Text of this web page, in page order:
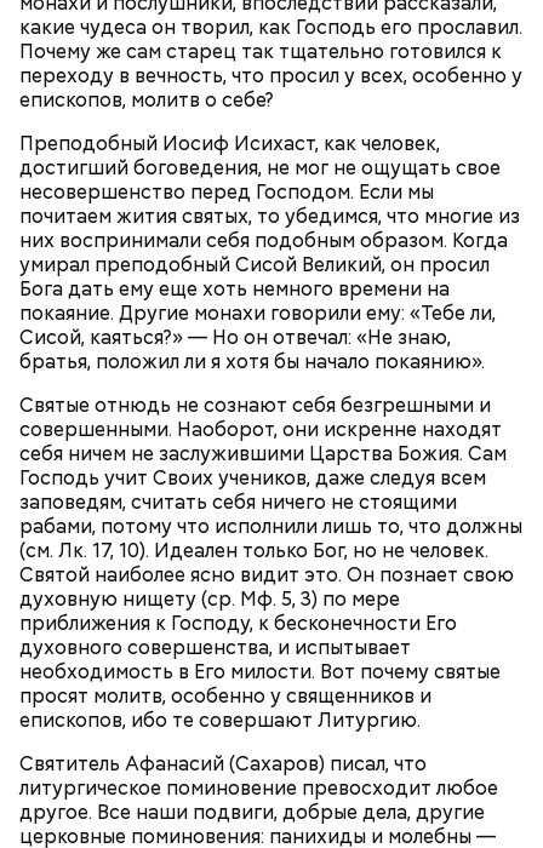
какие чудеса он творил, как Господь его прославил.
Почему же сам старец так тщательно готовился к
переходу в вечность, что просил у всех, особенно у
епископов, молитв о себе?
Преподобный Иосиф Исихаст, как человек,
достигший боговедения, не мог не ощущать свое
несовершенство перед Господом. Если мы
почитаем жития святых, то убедимся, что многие из
них воспринимали себя подобным образом. Когда
умирал преподобный Сисой Великий, он просил
Бога дать ему еще хоть немного времени на
покаяние. Другие монахи говорили ему: «Тебе ли,
Сисой, каяться?» — Но он отвечал: «Не знаю,
братья, положил ли я хотя бы начало покаянию».
Святые отнюдь не сознают себя безгрешными и
совершенными. Наоборот, они искренне находят
себя ничем не заслужившими Царства Божия. Сам
Господь учит Своих учеников, даже следуя всем
заповедям, считать себя ничего не стоящими
рабами, потому что исполнили лишь то, что должны
(см. Лк. 17, 10). Идеален только Бог, но не человек.
Святой наиболее ясно видит это. Он познает свою
духовную нищету (ср. Мф. 5, 3) по мере
приближения к Господу, к бесконечности Его
духовного совершенства, и испытывает
необходимость в Его милости. Вот почему святые
просят молитв, особенно у священников и
епископов, ибо те совершают Литургию.
Святитель Афанасий (Сахаров) писал, что
литургическое поминовение превосходит любое
другое. Все наши подвиги, добрые дела, другие
церковные поминовения: панихиды и молебны —
житии, умоли Господа Бога даровати ми
оставление всех моих грехов, елико согреших от
юности моея, во всем житии моем, делом, словом,
помышлением и всеми моими чувствы; и во исходе
Николай-угодник и народный
календарь
19 декабря с утра люди шли в церковь, служили
молебны святому Николаю, а после этого сообща
накрывали большие столы и начинали веселиться.
«Для кума Никольщина бражку варит, для кумы –
ворога — оба будут друзья».
Фасоль замочить на ночь, затем промыть, опустить
в кипяток, варить 5-6 минут, настоять 40-60 минут.
Морковь натереть на терке, лук и грибы порубить.
Суп крестьянский
1 петрушка;
1/4 репы;
2 головки лука;
6-8 картофелин;
1/2 кочана капусты;
2 помидора;
4 ст. ложки растительного масла;
соль, зелень укропа и петрушки, лавровый лист
по вкусу.
плиты. Разлить по тарелкам и посыпать
мелкорубленой зеленью укропа и петрушки.